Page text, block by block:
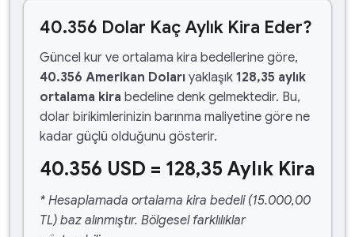
40.356 Dolar Kaç Aylık Kira Eder?
Güncel kur ve ortalama kira bedellerine göre,
40.356 Amerikan Doları yaklaşık 128,35 aylık
ortalama kira bedeline denk gelmektedir. Bu,
dolar birikimlerinizin barınma maliyetine göre ne
kadar güçlü olduğunu gösterir.
40.356 USD = 128,35 Aylık Kira
* Hesaplamada ortalama kira bedeli (15.000,00
TL) baz alınmıştır. Bölgesel farklılıklar